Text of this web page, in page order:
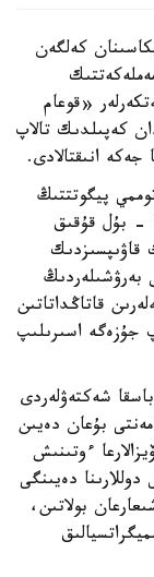
كەلگەن
«قوعام
كەپىلدىك تالاپ
انىقتالادى.
پيگوتتتىڭ
- بۇل قۇقىق
قاۋىپسىزدىك
بەرۋشىلەردىڭ
قاتاڭداتاتىن
جۇزەگە اسىرىلىپ
شەكتەۋلەردى
بۇعان دەيىن
ءوتىنىش
20 مىڭ ا ق ش دوللارىنا دەيىنگى
بولاتىن،